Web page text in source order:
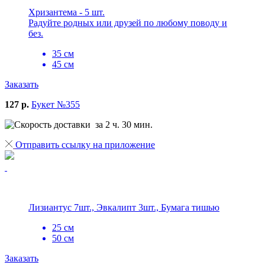
Хризантема - 5 шт.
Радуйте родных или друзей по любому поводу и
без.
35 см
45 см
Заказать
127 р. Букет №355
за 2 ч. 30 мин.
Отправить ссылку на приложение
Лизиантус 7шт., Эвкалипт 3шт., Бумага тишью
25 см
50 см
Заказать